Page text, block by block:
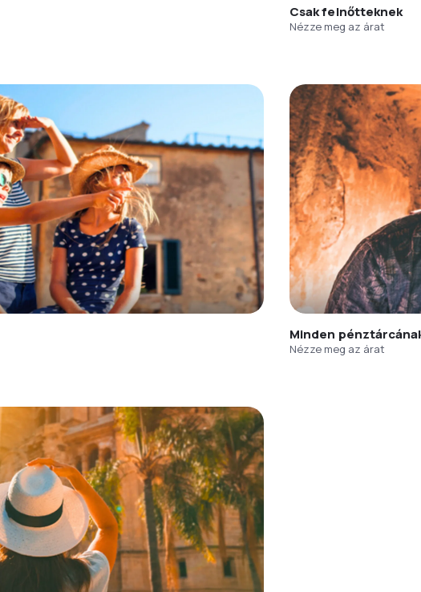
Csak felnőtteknek
Nézze meg az árat
Minden
Nézze meg az árat